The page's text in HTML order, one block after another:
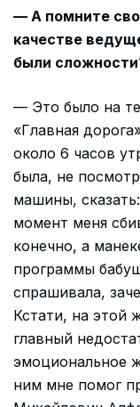
— А помните
качестве
были
— Это было на
«Главная
около 6 часов
была, не
машины,
момент меня
конечно, а
программы
спрашивала,
Кстати, на этой
главный
эмоциональное
ним мне помог